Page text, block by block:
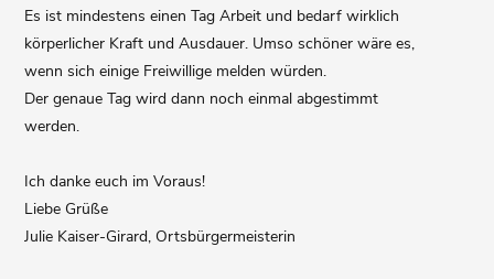
Es ist mindestens einen Tag Arbeit und bedarf wirklich
körperlicher Kraft und Ausdauer. Umso schöner wäre es,
wenn sich einige Freiwillige melden würden.
Der genaue Tag wird dann noch einmal abgestimmt
werden.
Ich danke euch im Voraus!
Liebe Grüße
Julie Kaiser-Girard, Ortsbürgermeisterin